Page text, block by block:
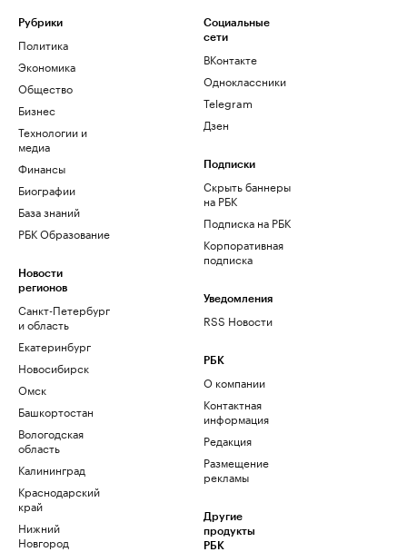
Рубрики
Политика
Экономика
Общество
Бизнес
Технологии и
медиа
Финансы
Биографии
База знаний
РБК Образование
Новости
регионов
Санкт-Петербург
и область
Екатеринбург
Новосибирск
Омск
Башкортостан
Вологодская
область
Калининград
Краснодарский
край
Нижний
Новгород
Социальные
сети
ВКонтакте
Одноклассники
Telegram
Дзен
Подписки
Скрыть баннеры
на РБК
Подписка на РБК
Корпоративная
подписка
Уведомления
RSS Новости
РБК
О компании
Контактная
информация
Редакция
Размещение
рекламы
Другие
продукты
РБК